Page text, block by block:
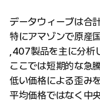
データウィーブは合
特にアマゾンで原産
,407製品を主に分析
ここでは短期的な急
低い価格による歪み
平均価格ではなく中